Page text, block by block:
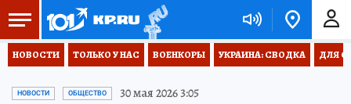
НОВОСТИ ТОЛЬКО У НАС ВОЕНКОРЫ УКРАИНА: СВОДКА ДЛЯ
НОВОСТИ ОБЩЕСТВО 30 мая 2026 3:05